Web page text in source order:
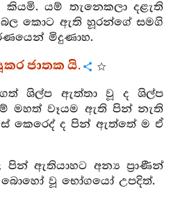
යම් තැනෙකලා දළැති
බල කොට ඇති හූරන්ගේ සමගි
මිදුණාහ.
ජාතක යි.
ශිල්ප ඇත්තා වූ ද ශිල්ප
මහත් වෑයම ඇති පින් නැති
කෙරෙද් ද පින් ඇත්තේ ම ඒ
පින් ඇතියාහට අන්‍ය ප්‍රාණීන්
බොහෝ වූ භෝගයෝ උපදිත්.